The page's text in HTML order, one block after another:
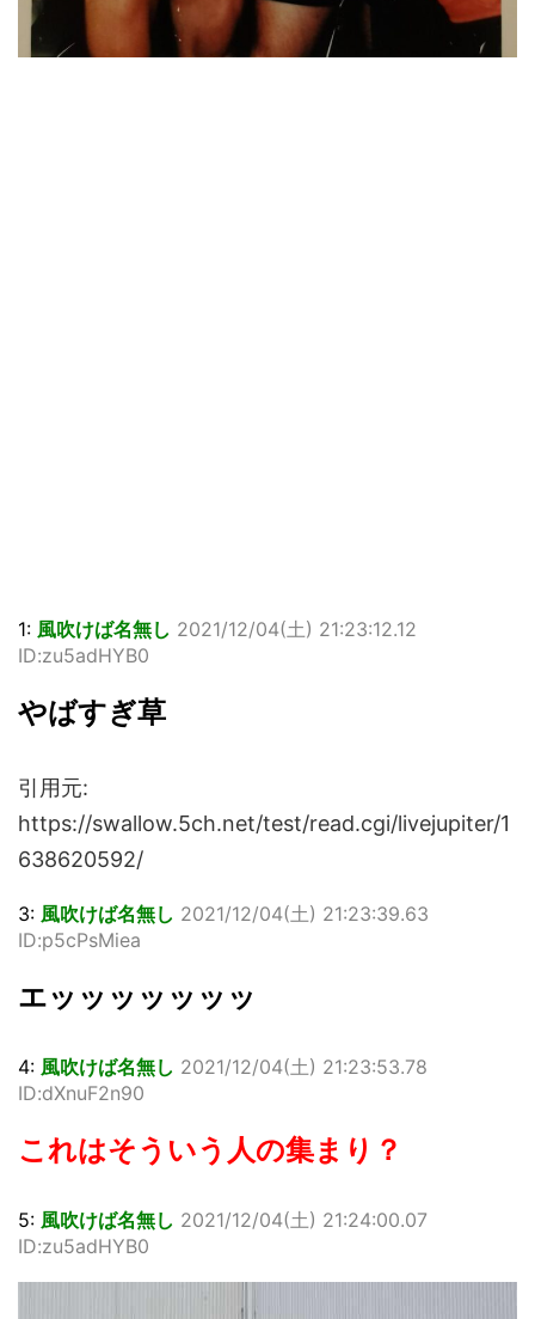
1: 風吹けば名無し 2021/12/04(土) 21:23:12.12
ID:zu5adHYB0
やばすぎ草
引用元:
https://swallow.5ch.net/test/read.cgi/livejupiter/1
638620592/
3: 風吹けば名無し 2021/12/04(土) 21:23:39.63
ID:p5cPsMiea
エッッッッッッッ
4: 風吹けば名無し 2021/12/04(土) 21:23:53.78
ID:dXnuF2n90
これはそういう人の集まり？
5: 風吹けば名無し 2021/12/04(土) 21:24:00.07
ID:zu5adHYB0